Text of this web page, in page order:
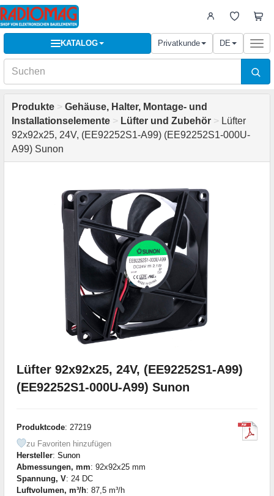
KATALOG Privatkunde DE
Produkte > Gehäuse, Halter, Montage- und
Installationselemente > Lüfter und Zubehör > Lüfter
92x92x25, 24V, (EE92252S1-A99) (EE92252S1-000U-
A99) Sunon
Lüfter 92x92x25, 24V, (EE92252S1-A99)
(EE92252S1-000U-A99) Sunon
Produktcode: 27219
zu Favoriten hinzufügen
Hersteller: Sunon
Abmessungen, mm: 92x92x25 mm
Spannung, V: 24 DC
Luftvolumen, m³/h: 87,5 m³/h